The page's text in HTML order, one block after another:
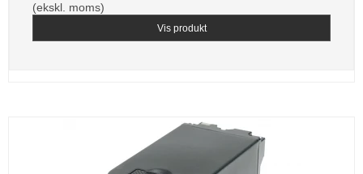
(ekskl. moms)
Vis produkt